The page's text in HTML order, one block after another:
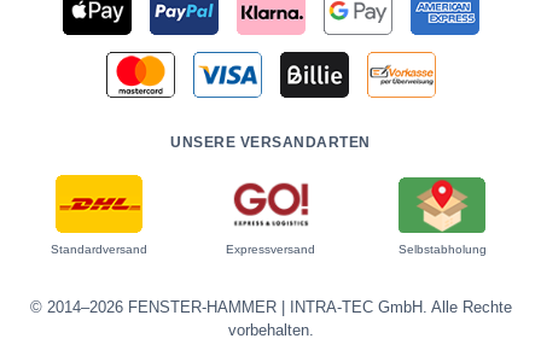
UNSERE VERSANDARTEN
Standardversand Expressversand Selbstabholung
© 2014–2026 FENSTER-HAMMER | INTRA-TEC GmbH. Alle Rechte
vorbehalten.